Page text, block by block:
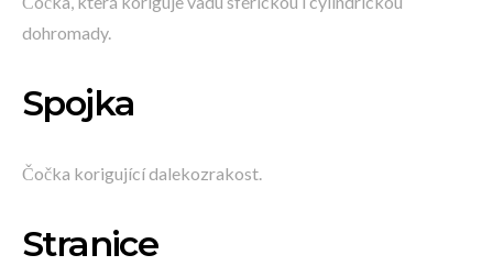
dohromady.
Spojka
Čočka korigující dalekozrakost.
Stranice